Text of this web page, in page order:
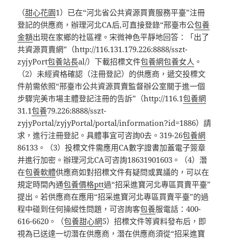
（甜心花園1）已在“河北省公共資源買賣服務平臺”注冊
登記的供應商，辦理河北CA后,可直接登錄“邢臺市公包養
金額出現在家鄉的社區裡。宋微神色平靜地回答：「出了
共資源買賣網”（http://116.131.179.226:8888/sszt-
zyjyPort包養站長al/）下載招標文件包養網包養女人 。
（2）未經資格確認（注冊登記）的供應商，遞交投標文
件前需依照“邢臺市公共資源買賣監督辦公室關于進一個
步驟完美市場主體登記注冊的告訴”（http://116.1包養網
31.1包養79.226:8888/sszt-
zyjyPortal/zyjyPortal/portal/information?id=1886）請
求，進行注冊登記。具體事宜可咨詢0去。319-26包養網
86133。（3）投標文件需應用CA數字證書加蓋電子簽章
并進行加密。辦理河北CA可咨詢18631901603。（4）潛
在包養軟體供應商如對招標文件有疑問或異議的，可以在
規定時間內通包養價格ptt過“招采進寶河北專區買賣平臺”
提出。若供應商在應用“招采進寶河北專區買賣平臺”的過
程中碰到任何操縱性問題，可咨詢客包養服電話：400-
616-6620。（包養甜心網5）招標文件等資料發布后，即
視為已送達一切潛在供應商，潛在供應商須從“招采進寶